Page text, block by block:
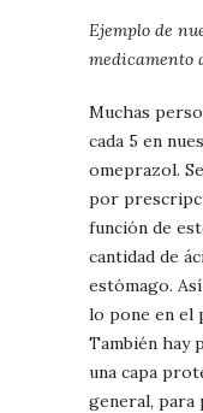
Ejemplo de
medicamento
Muchas
cada 5 en
omeprazol.
por
función de
cantidad de
estómago.
lo pone en el
También hay
una capa
general, para